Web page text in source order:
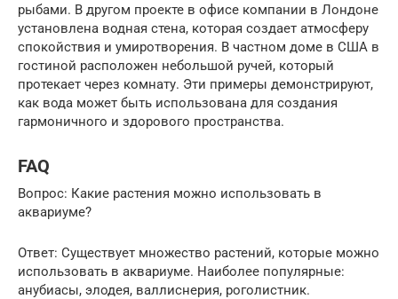
рыбами. В другом проекте в офисе компании в Лондоне
установлена водная стена, которая создает атмосферу
спокойствия и умиротворения. В частном доме в США в
гостиной расположен небольшой ручей, который
протекает через комнату. Эти примеры демонстрируют,
как вода может быть использована для создания
гармоничного и здорового пространства.
FAQ
Вопрос: Какие растения можно использовать в
аквариуме?
Ответ: Существует множество растений, которые можно
использовать в аквариуме. Наиболее популярные:
анубиасы, элодея, валлиснерия, роголистник.